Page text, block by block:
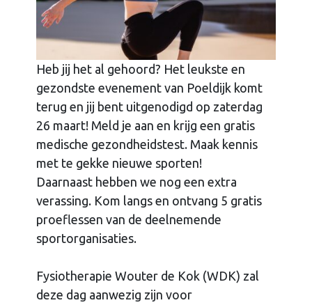
Heb jij het al gehoord? Het leukste en
gezondste evenement van Poeldijk komt
terug en jij bent uitgenodigd op zaterdag
26 maart! Meld je aan en krijg een gratis
medische gezondheidstest. Maak kennis
met te gekke nieuwe sporten!
Daarnaast hebben we nog een extra
verassing. Kom langs en ontvang 5 gratis
proeflessen van de deelnemende
sportorganisaties.
Fysiotherapie Wouter de Kok (WDK) zal
deze dag aanwezig zijn voor